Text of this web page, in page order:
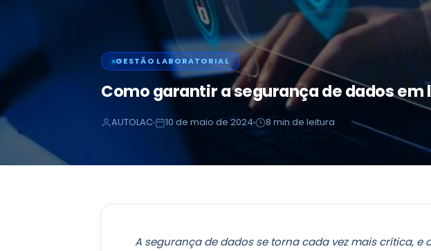
GESTÃO LABORATORIAL
Como garantir a segurança de dados
AUTOLAC 10 de maio de 2024 8 min de leitura
A segurança de dados se torna cada vez mais crítica, e